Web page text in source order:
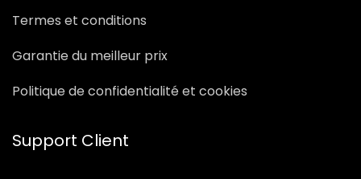
Termes et conditions
Garantie du meilleur prix
Politique de confidentialité et cookies
Support Client